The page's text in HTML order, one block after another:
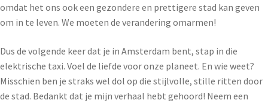
omdat het ons ook een gezondere en prettigere stad kan geven
om in te leven. We moeten de verandering omarmen!
Dus de volgende keer dat je in Amsterdam bent, stap in die
elektrische taxi. Voel de liefde voor onze planeet. En wie weet?
Misschien ben je straks wel dol op die stijlvolle, stille ritten door
de stad. Bedankt dat je mijn verhaal hebt gehoord! Neem een